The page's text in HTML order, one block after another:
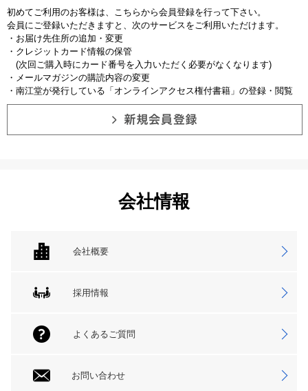
初めてご利用のお客様は、こちらから会員登録を行って下さい。
会員にご登録いただきますと、次のサービスをご利用いただけます。
・お届け先住所の追加・変更
・クレジットカード情報の保管
(次回ご購入時にカード番号を入力いただく必要がなくなります)
・メールマガジンの購読内容の変更
・南江堂が発行している「オンラインアクセス権付書籍」の登録・閲覧
会社情報
会社概要
採用情報
よくあるご質問
お問い合わせ